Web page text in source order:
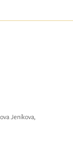
Jeníkova,